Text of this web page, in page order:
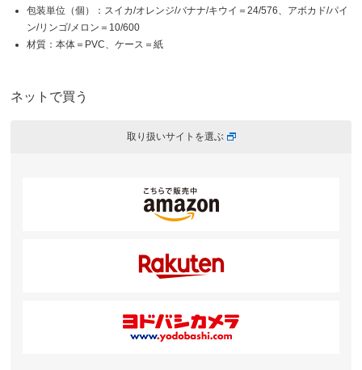
包装単位（個）：スイカ/オレンジ/バナナ/キウイ＝24/576、アボカド/パイ
ン/リンゴ/メロン＝10/600
材質：本体＝PVC、ケース＝紙
ネットで買う
取り扱いサイトを選ぶ